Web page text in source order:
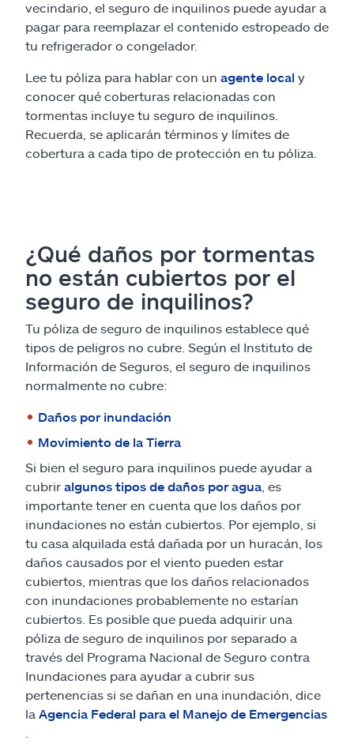
vecindario, el seguro de inquilinos puede ayudar a
pagar para reemplazar el contenido estropeado de
tu refrigerador o congelador.
Lee tu póliza para hablar con un agente local y
conocer qué coberturas relacionadas con
tormentas incluye tu seguro de inquilinos.
Recuerda, se aplicarán términos y límites de
cobertura a cada tipo de protección en tu póliza.
¿Qué daños por tormentas
no están cubiertos por el
seguro de inquilinos?
Tu póliza de seguro de inquilinos establece qué
tipos de peligros no cubre. Según el Instituto de
Información de Seguros, el seguro de inquilinos
normalmente no cubre:
Daños por inundación
Movimiento de la Tierra
Si bien el seguro para inquilinos puede ayudar a
cubrir algunos tipos de daños por agua , es
importante tener en cuenta que los daños por
inundaciones no están cubiertos. Por ejemplo, si
tu casa alquilada está dañada por un huracán, los
daños causados por el viento pueden estar
cubiertos, mientras que los daños relacionados
con inundaciones probablemente no estarían
cubiertos. Es posible que pueda adquirir una
póliza de seguro de inquilinos por separado a
través del Programa Nacional de Seguro contra
Inundaciones para ayudar a cubrir sus
pertenencias si se dañan en una inundación, dice
la Agencia Federal para el Manejo de Emergencias